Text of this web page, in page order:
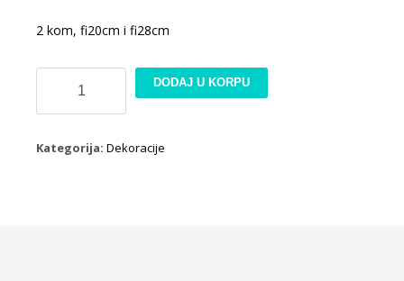
2 kom, fi20cm i fi28cm
metalni
krugovi
DODAJ U KORPU
Kategorija: Dekoracije